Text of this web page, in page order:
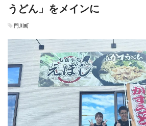
うどん」をメインに
門川町